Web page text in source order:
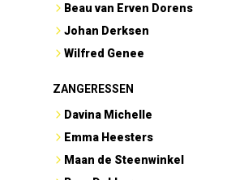
Beau van Erven Dorens
Johan Derksen
Wilfred Genee
ZANGERESSEN
Davina Michelle
Emma Heesters
Maan de Steenwinkel